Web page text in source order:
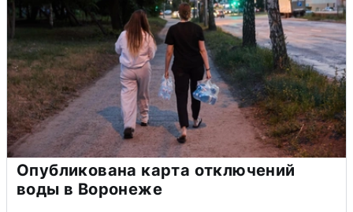
Опубликована карта отключений
воды в Воронеже